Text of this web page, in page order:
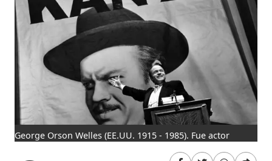
George Orson Welles (EE.UU. 1915 - 1985). Fue actor